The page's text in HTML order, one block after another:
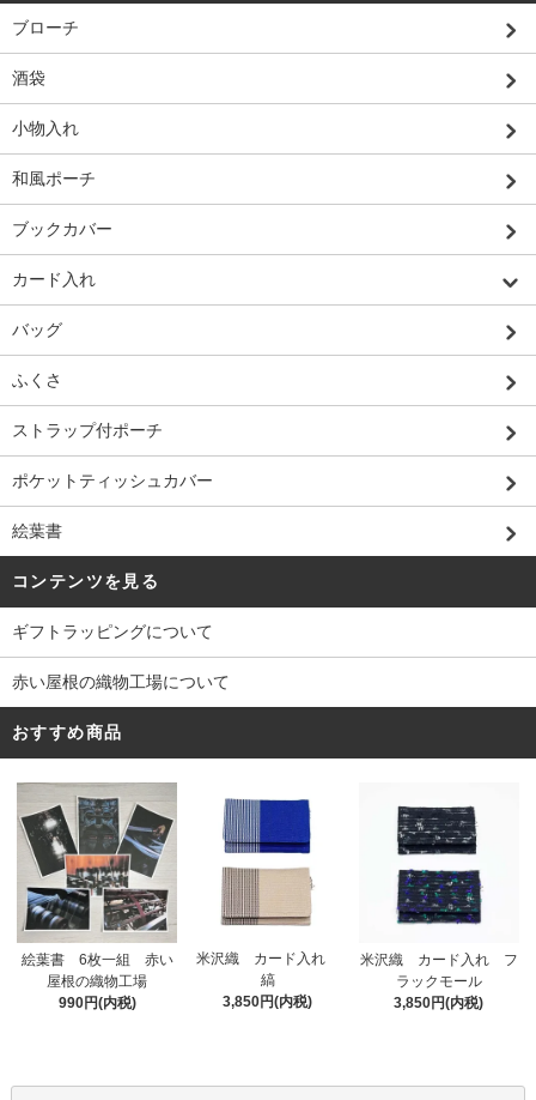
ブローチ
酒袋
小物入れ
和風ポーチ
ブックカバー
カード入れ
バッグ
ふくさ
ストラップ付ポーチ
ポケットティッシュカバー
絵葉書
コンテンツを見る
ギフトラッピングについて
赤い屋根の織物工場について
おすすめ商品
絵葉書 6枚一組 赤い
屋根の織物工場
990円(内税)
米沢織 カード入れ
縞
3,850円(内税)
米沢織 カード入れ フ
ラックモール
3,850円(内税)